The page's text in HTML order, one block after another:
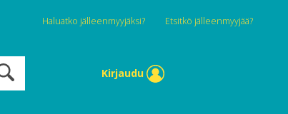
Haluatko jälleenmyyjäksi? Etsitkö jälleenmyyjää?
Kirjaudu